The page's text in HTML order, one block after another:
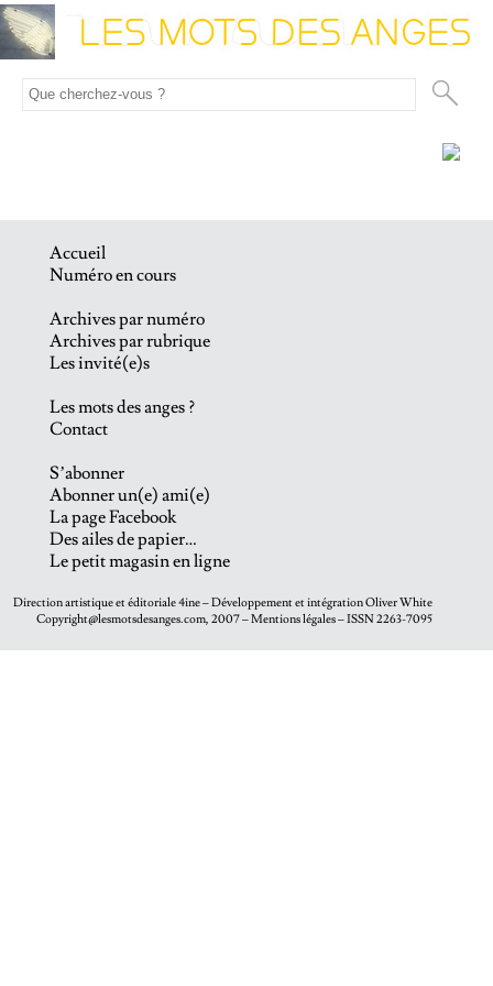
Accueil
Numéro en cours
Archives par numéro
Archives par rubrique
Les invité(e)s
Les mots des anges ?
Contact
S’abonner
Abonner un(e) ami(e)
La page Facebook
Des ailes de papier…
Le petit magasin en ligne
Direction artistique et éditoriale4ine– Développement et intégrationOliver White
Copyright@lesmotsdesanges.com, 2007 – Mentions légales – ISSN 2263-7095